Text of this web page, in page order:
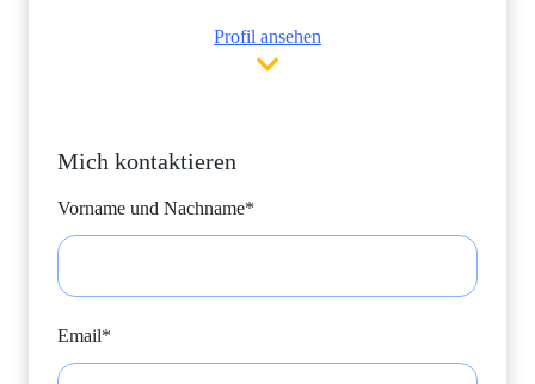
Profil ansehen
Mich kontaktieren
Vorname und Nachname*
Email*